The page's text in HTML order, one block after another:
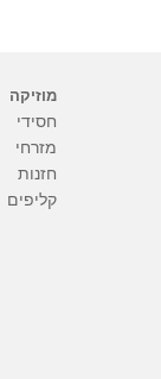
מוזיקה
חסידי
מזרחי
חזנות
קליפים